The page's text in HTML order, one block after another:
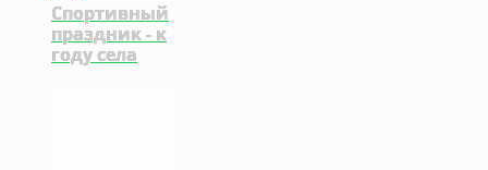
Спортивный
праздник - к
году села